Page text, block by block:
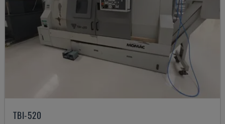
TBI-520